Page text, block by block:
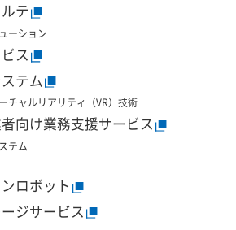
テ
ーション
ス
テム
チャルリアリティ（VR）技術
向け業務支援サービス
テム
ロボット
ジサービス